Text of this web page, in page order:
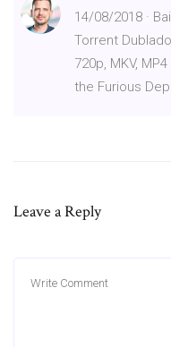
14/08/2018 ·
Torrent
720p, MKV,
the Furious
Leave a Reply